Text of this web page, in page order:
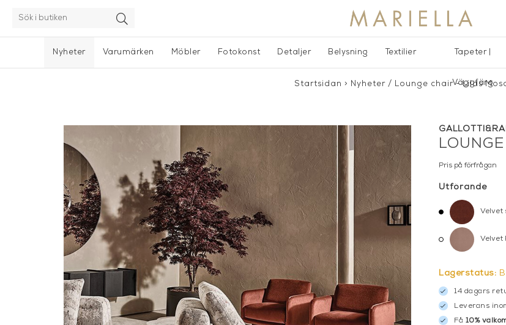
Nyheter Varumärken Möbler Fotokonst Detaljer Belysning Textilier Tapeter |
Väggfärg
Startsidan > Nyheter/ Lounge chair - Lilas
Pris på förfrågan
Utförande
Velvet
Velvet
Lagerstatus:
14 dagars
Leverans
Få 10%